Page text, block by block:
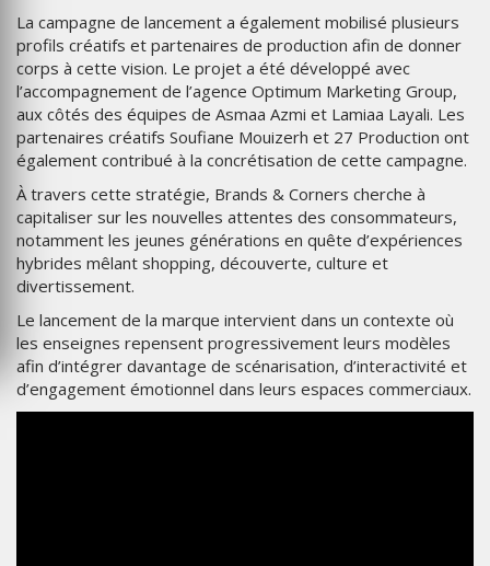
La campagne de lancement a également mobilisé plusieurs
profils créatifs et partenaires de production afin de donner
corps à cette vision. Le projet a été développé avec
l’accompagnement de l’agence Optimum Marketing Group,
aux côtés des équipes de Asmaa Azmi et Lamiaa Layali. Les
partenaires créatifs Soufiane Mouizerh et 27 Production ont
également contribué à la concrétisation de cette campagne.
À travers cette stratégie, Brands & Corners cherche à
capitaliser sur les nouvelles attentes des consommateurs,
notamment les jeunes générations en quête d’expériences
hybrides mêlant shopping, découverte, culture et
divertissement.
Le lancement de la marque intervient dans un contexte où
les enseignes repensent progressivement leurs modèles
afin d’intégrer davantage de scénarisation, d’interactivité et
d’engagement émotionnel dans leurs espaces commerciaux.